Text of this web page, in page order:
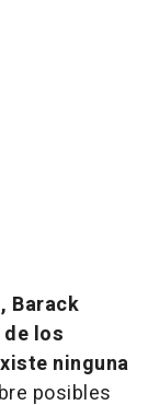
Barack
de los
ninguna
posibles